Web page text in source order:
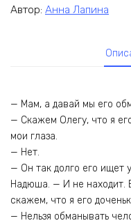
Автор: Анна Лапина
— Мам, а давай мы его
— Скажем Олегу, что я
мои глаза.
— Нет.
— Он так долго его ищет
Надюша. — И не находит.
скажем, что я его
— Нельзя обманывать